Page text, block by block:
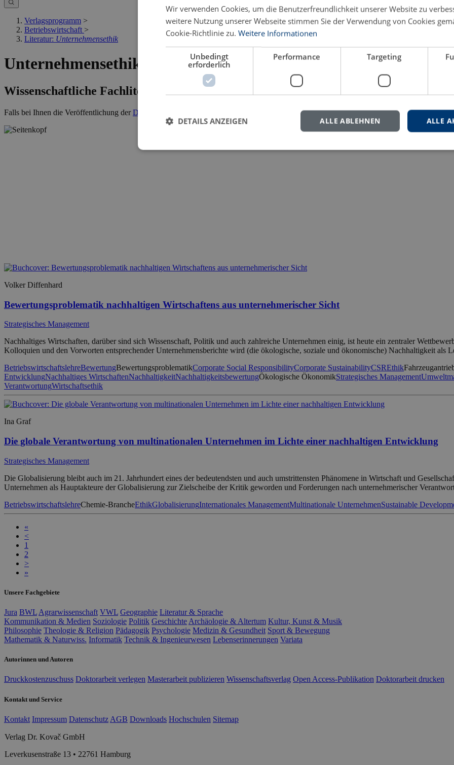
Verlagsprogramm >
Betriebswirtschaft >
Literatur: Unternehmensethik
Unternehmensethik
Wissenschaftliche Fachliteratur
Falls bei Ihnen die Veröffentlichung derDissertation
Volker Diffenhard
Bewertungsproblematik nachhaltigen Wirtschaftens aus unternehmerischer Sicht
Strategisches Management
Nachhaltiges Wirtschaften, darüber sind sich Wissenschaft, Politik und auch zahlreiche Unternehmen einig, ist heute ein zentraler
Kolloquien und den Vorworten entsprechender Unternehmensberichte wird (die ökologische, soziale und ökonomische) Nachhaltigkeit als
BetriebswirtschaftslehreBewertungBewertungsproblematikCorporate Social ResponsibilityCorporate SustainabilityCSREthik
EntwicklungNachhaltiges WirtschaftenNachhaltigkeitNachhaltigkeitsbewertungÖkologische ÖkonomikStrategisches Management
VerantwortungWirtschaftsethik
Ina Graf
Die globale Verantwortung von multinationalen Unternehmen im Lichte einer nachhaltigen Entwicklung
Strategisches Management
Die Globalisierung bleibt auch im 21. Jahrhundert eines der bedeutendsten und auch umstrittensten Phänomene in Wirtschaft und
Unternehmen als Hauptakteure der Globalisierung zur Zielscheibe der Kritik geworden und Forderungen nach unternehmerischer
BetriebswirtschaftslehreChemie-BrancheEthikGlobalisierungInternationales ManagementMultinationale UnternehmenSustainable
«
<
1
2
>
»
Unsere Fachgebiete
Jura BWL Agrarwissenschaft VWL Geographie Literatur & Sprache
Kommunikation & Medien Soziologie Politik Geschichte Archäologie & Altertum Kultur, Kunst & Musik
Philosophie Theologie & Religion Pädagogik Psychologie Medizin & Gesundheit Sport & Bewegung
Mathematik & Naturwiss. Informatik Technik & Ingenieurwesen Lebenserinnerungen Variata
Autorinnen und Autoren
Druckkostenzuschuss Doktorarbeit verlegen Masterarbeit publizieren Wissenschaftsverlag Open Access-Publikation Doktorarbeit drucken
Kontakt und Service
Kontakt Impressum Datenschutz AGB Downloads Hochschulen Sitemap
Verlag Dr. Kovač GmbH
Leverkusenstraße 13 • 22761 Hamburg
Wir verwenden Cookies, um die Benutzerfreundlichkeit unserer Website zu
weitere Nutzung unserer Webseite stimmen Sie der Verwendung von Cookies
Cookie-Richtlinie zu. Weitere Informationen
Unbedingt
erforderlich
Performance Targeting
ALLE
ALLE ABLEHNEN
DETAILS ANZEIGEN